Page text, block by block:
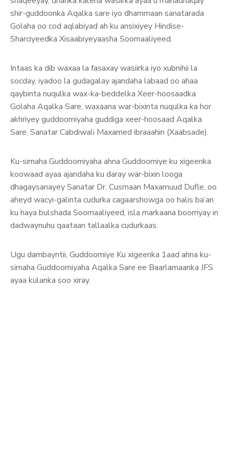
shir-guddoonka Aqalka sare iyo dhammaan sanatarada
Golaha oo cod aqlabiyad ah ku ansixiyey Hindise-
Sharciyeedka Xisaabiyeyaasha Soomaaliyeed.
Intaas ka dib waxaa la fasaxay wasiirka iyo xubnihii la
socday, iyadoo la gudagalay ajandaha labaad oo ahaa
qaybinta nuqulka wax-ka-beddelka Xeer-hoosaadka
Golaha Aqalka Sare, waxaana war-bixinta nuqulka ka hor
akhriyey guddoomiyaha guddiga xeer-hoosaad Aqalka
Sare, Sanatar Cabdiwali Maxamed ibraaahin (Xaabsade).
Ku-simaha Guddoomiyaha ahna Guddoomiye ku xigeenka
koowaad ayaa ajandaha ku daray war-bixin looga
dhagaysanayey Sanatar Dr. Cusmaan Maxamuud Dufle, oo
aheyd wacyi-galinta cudurka cagaarshowga oo halis ba’an
ku haya bulshada Soomaaliyeed, isla markaana boorriyay in
dadwaynuhu qaataan tallaalka cudurkaas.
Ugu dambayntii, Guddoomiye Ku xigeenka 1aad ahna ku-
simaha Guddoomiyaha Aqalka Sare ee Baarlamaanka JFS
ayaa kulanka soo xiray.